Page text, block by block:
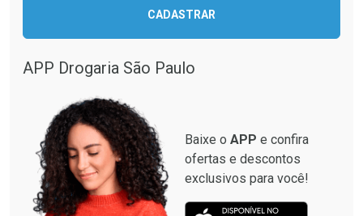
CADASTRAR
APP Drogaria São Paulo
Baixe o APP e confira
ofertas e descontos
exclusivos para você!